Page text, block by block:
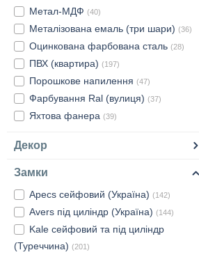
Метал-МДФ (40)
Металізована емаль (три шари) (36)
Оцинкована фарбована сталь (28)
ПВХ (квартира) (197)
Порошкове напилення (47)
Фарбування Ral (вулиця) (37)
Яхтова фанера (39)
Декор
Замки
Apecs сейфовий (Україна) (142)
Avers під циліндр (Україна) (144)
Kale сейфовий та під циліндр
(Туреччина) (201)